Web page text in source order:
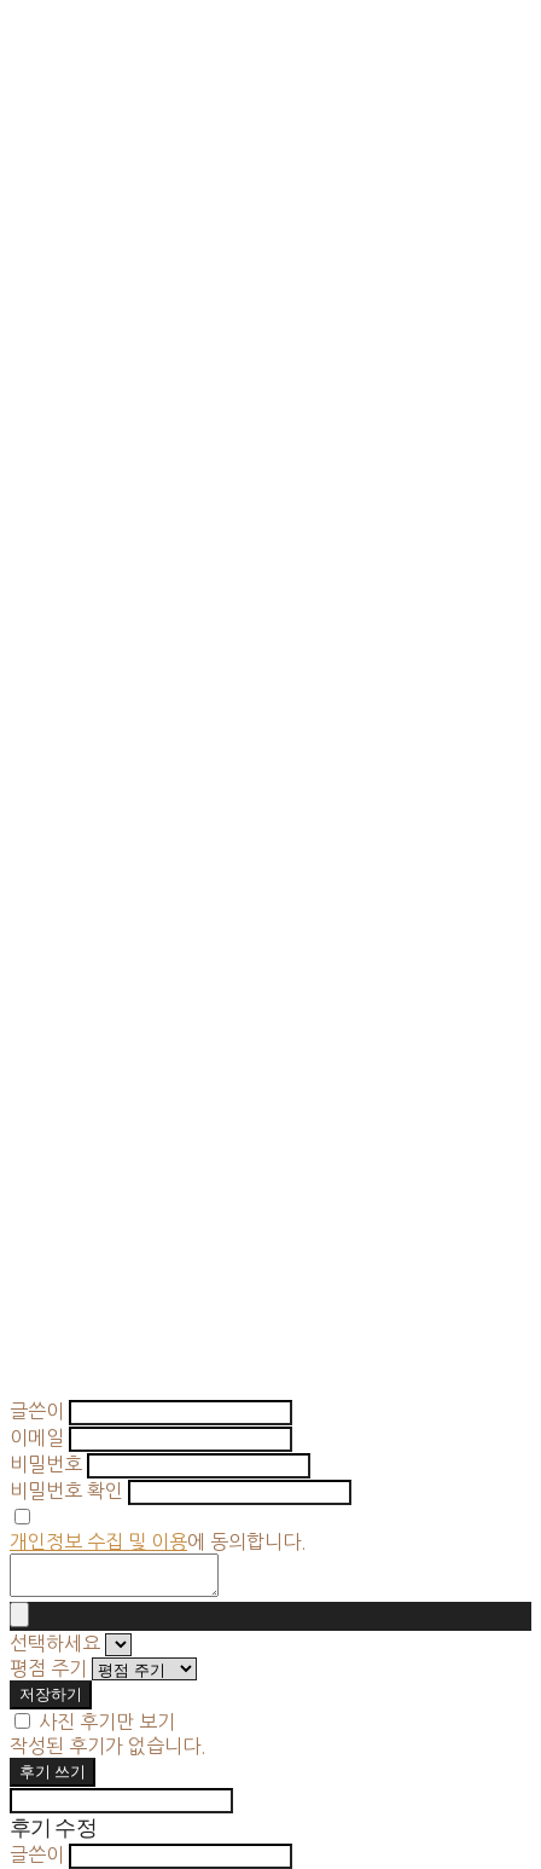
글쓴이
이메일
비밀번호
비밀번호 확인
개인정보 수집 및 이용에 동의합니다.
선택하세요
평점 주기
저장하기
사진 후기만 보기
작성된 후기가 없습니다.
후기 쓰기
후기 수정
글쓴이